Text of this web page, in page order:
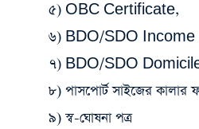
৫) OBC Certificate,
৬) BDO/SDO
৭) BDO/SDO Domicile
৮) পাসপোর্ট সাইজের কালার
৯) স্ব-ঘোষনা পত্র